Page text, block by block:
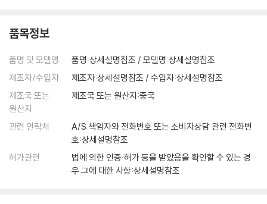
품목정보
품명 및 모델명
품명:상세설명참조 / 모델명:상세설명참조
제조자/수입자
제조자:상세설명참조 / 수입자:상세설명참조
제조국 또는
원산지
제조국 또는 원산지:중국
관련 연락처
A/S 책임자와 전화번호 또는 소비자상담 관련 전화번
호:상세설명참조
허가관련
법에 의한 인증·허가 등을 받았음을 확인할 수 있는 경
우 그에 대한 사항:상세설명참조